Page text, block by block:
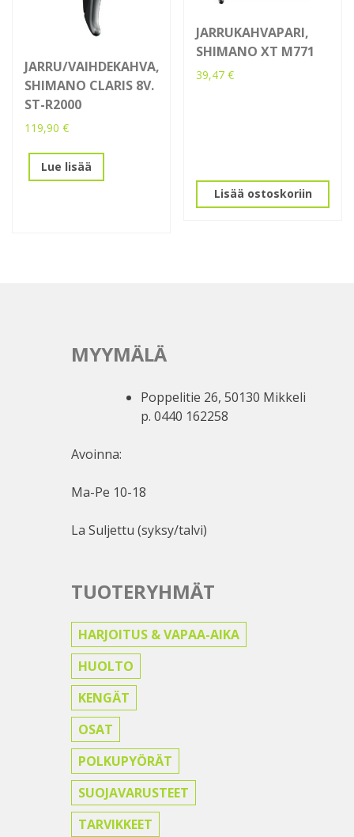
JARRU/VAIHDEKAHVA,
SHIMANO CLARIS 8V.
ST-R2000
119,90 €
Lue lisää
JARRUKAHVAPARI,
SHIMANO XT M771
39,47€
Lisää ostoskoriin
MYYMÄLÄ
Poppelitie 26, 50130 Mikkeli
p. 0440 162258
Avoinna:
Ma-Pe 10-18
La Suljettu (syksy/talvi)
TUOTERYHMÄT
HARJOITUS & VAPAA-AIKA
HUOLTO
KENGÄT
OSAT
POLKUPYÖRÄT
SUOJAVARUSTEET
TARVIKKEET